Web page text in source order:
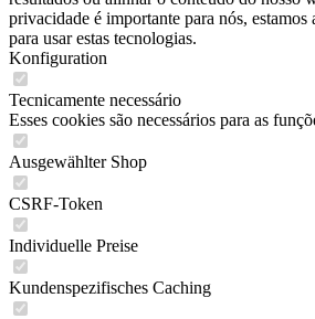
privacidade é importante para nós, estamos
para usar estas tecnologias.
Konfiguration
Tecnicamente necessário
Esses cookies são necessários para as
Ausgewählter Shop
CSRF-Token
Individuelle Preise
Kundenspezifisches Caching